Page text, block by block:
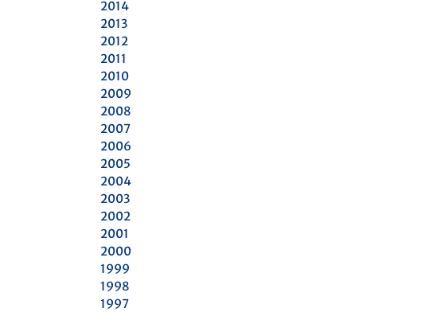
2014
2013
2012
2011
2010
2009
2008
2007
2006
2005
2004
2003
2002
2001
2000
1999
1998
1997